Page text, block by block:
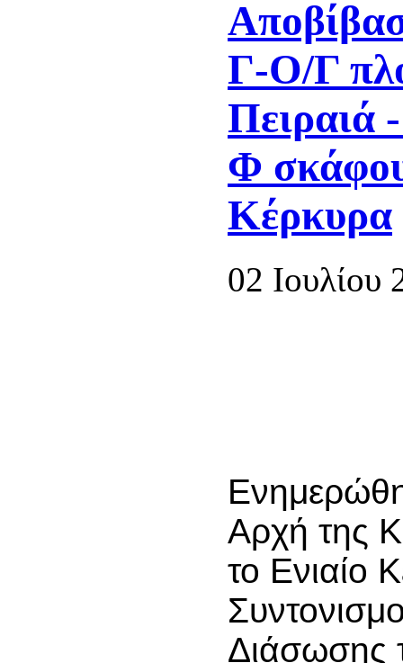
Γ-Ο/Γ
Πειραιά
Φ
Κέρκυρα
02 Ιουλίου
Αρχή της
το Ενιαίο
Διάσωσης